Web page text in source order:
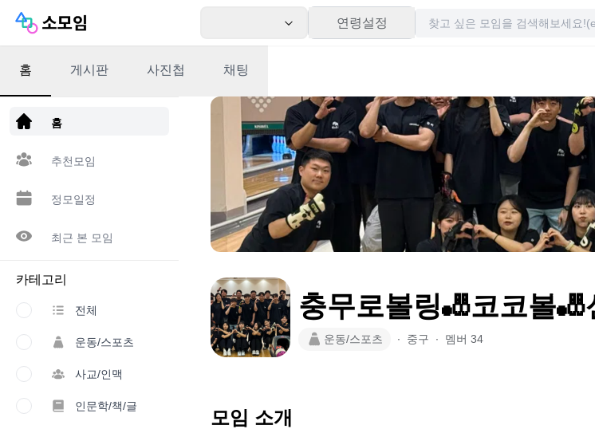
연령설정
앱 다운로드
홈
추천모임
정모일정
최근 본 모임
카테고리
전체
운동/스포츠
사교/인맥
인문학/책/글
홈 게시판 사진첩 채팅
충무로볼링🎳코코볼
운동/스포츠 ∙ 중구 ∙ 멤버 34
모임 소개